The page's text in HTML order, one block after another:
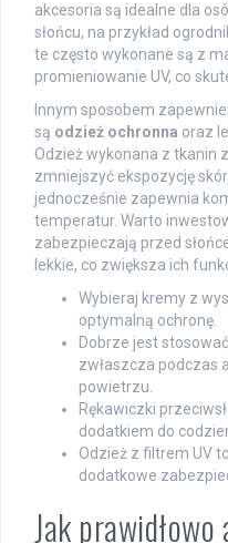
akcesoria są idealne dla
słońcu, na przykład
te często wykonane są z
promieniowanie UV, co
Innym sposobem
są odzież ochronna oraz
Odzież wykonana z tkanin
zmniejszyć ekspozycję
jednocześnie zapewnia
temperatur. Warto
zabezpieczają przed
lekkie, co zwiększa ich
Wybieraj kremy z
optymalną ochronę.
Dobrze jest
zwłaszcza podczas
powietrzu.
Rękawiczki
dodatkiem do
Odzież z filtrem UV
dodatkowe
Jak